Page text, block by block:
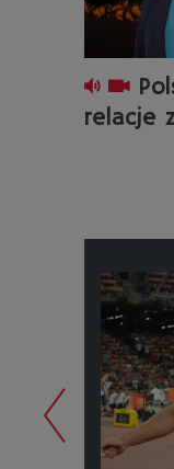
relacje